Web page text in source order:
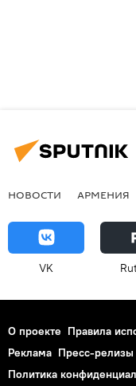
НОВОСТИ АРМЕНИЯ
VK
О проекте Правила
Реклама Пресс-релизы
Политика